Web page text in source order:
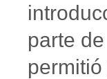
parte